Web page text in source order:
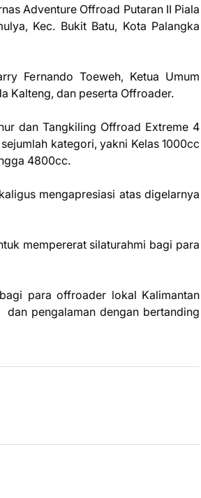
Adventure Offroad Putaran II Piala
Kec. Bukit Batu, Kota Palangka
Fernando Toeweh, Ketua Umum
Kalteng, dan peserta Offroader.
dan Tangkiling Offroad Extreme 4
kategori, yakni Kelas 1000cc
4800cc.
mengapresiasi atas digelarnya
mempererat silaturahmi bagi para
para offroader lokal Kalimantan
pengalaman dengan bertanding